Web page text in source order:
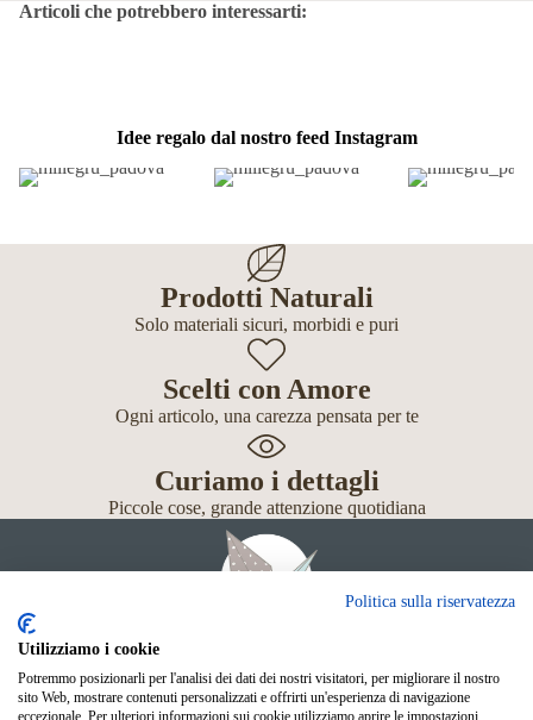
Articoli che potrebbero interessarti:
Idee regalo dal nostro feed Instagram
Prodotti Naturali
Solo materiali sicuri, morbidi e puri
Scelti con Amore
Ogni articolo, una carezza pensata per te
Curiamo i dettagli
Piccole cose, grande attenzione quotidiana
Giochi
Neonato
Politica sulla riservatezza
Utilizziamo i cookie
Potremmo posizionarli per l'analisi dei dati dei nostri visitatori, per migliorare il nostro
sito Web, mostrare contenuti personalizzati e offrirti un'esperienza di navigazione
eccezionale. Per ulteriori informazioni sui cookie utilizziamo aprire le impostazioni.